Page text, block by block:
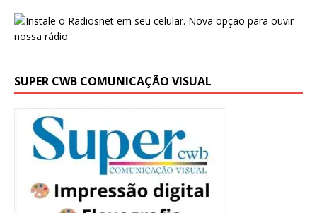
SUPER CWB COMUNICAÇÃO VISUAL